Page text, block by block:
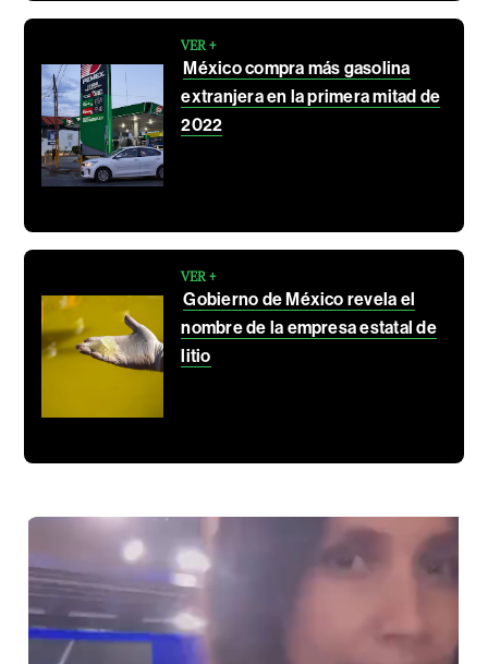
VER +
México compra más gasolina
extranjera en la primera mitad de
2022
VER +
Gobierno de México revela el
nombre de la empresa estatal de
litio